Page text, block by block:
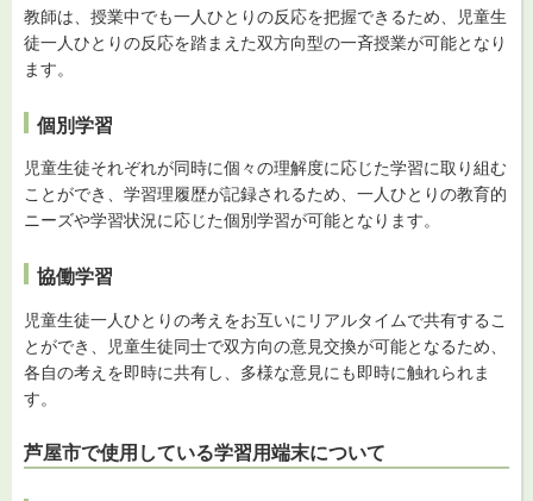
教師は、授業中でも一人ひとりの反応を把握できるため、児童生
徒一人ひとりの反応を踏まえた双方向型の一斉授業が可能となり
ます。
個別学習
児童生徒それぞれが同時に個々の理解度に応じた学習に取り組む
ことができ、学習理履歴が記録されるため、一人ひとりの教育的
ニーズや学習状況に応じた個別学習が可能となります。
協働学習
児童生徒一人ひとりの考えをお互いにリアルタイムで共有するこ
とができ、児童生徒同士で双方向の意見交換が可能となるため、
各自の考えを即時に共有し、多様な意見にも即時に触れられま
す。
芦屋市で使用している学習用端末について